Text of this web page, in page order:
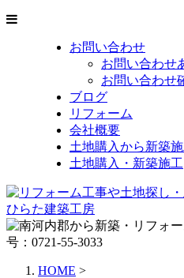
お問い合わせ
お問い合わせ
お問い合わせ
ブログ
リフォーム
会社概要
土地購入から新築
土地購入・新築施工
HOME >